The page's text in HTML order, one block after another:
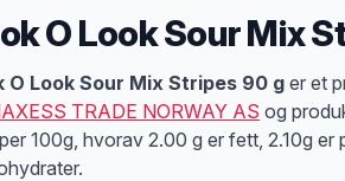
O Look Sour Mix
O Look Sour Mix Stripes 90 ger et
TRADE NORWAY AS og
100g, hvorav 2.00 g er fett, 2.10g er